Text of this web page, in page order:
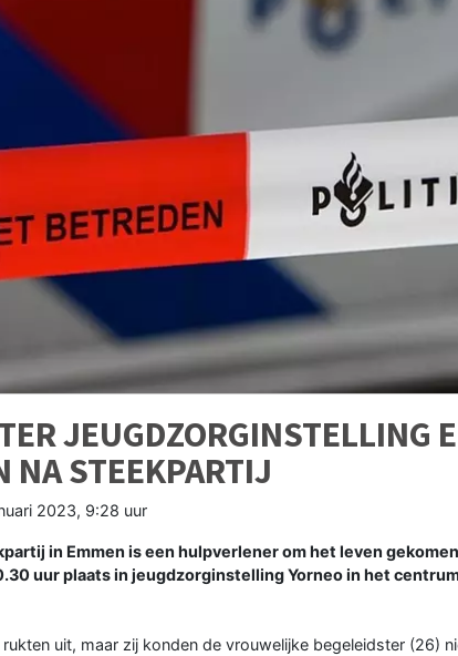
JEUGDZORGINSTELLING
NA STEEKPARTIJ
2023, 9:28 uur
in Emmen is een hulpverlener om het leven
uur plaats in jeugdzorginstelling Yorneo in het
uit, maar zij konden de vrouwelijke begeleidster (26)